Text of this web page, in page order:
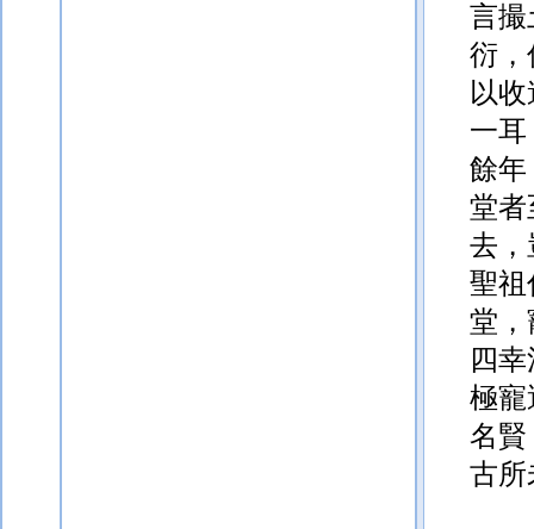
言撮
衍，
以
一
餘年
堂者
去，
聖祖
堂，
四
極寵
名賢
古所